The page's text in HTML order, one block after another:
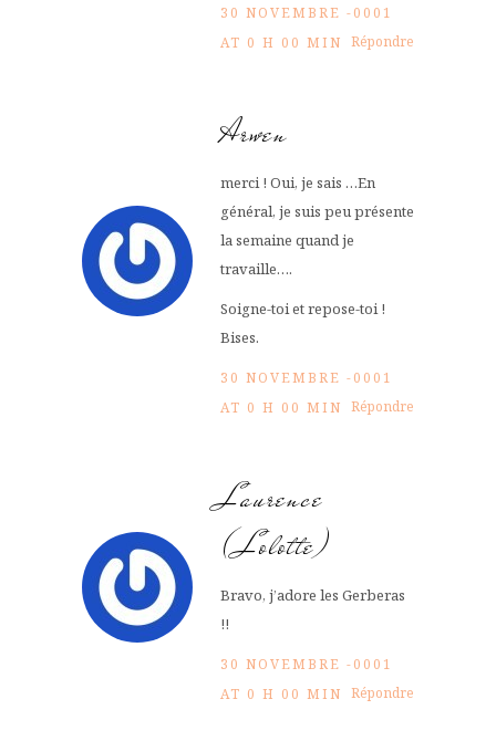
30 NOVEMBRE -0001
AT 0 H 00 MIN Répondre
Arwen
merci ! Oui, je sais …En
général, je suis peu présente
la semaine quand je
travaille….
Soigne-toi et repose-toi !
Bises.
30 NOVEMBRE -0001
AT 0 H 00 MIN Répondre
Laurence
(Lolotte)
Bravo, j’adore les Gerberas
!!
30 NOVEMBRE -0001
AT 0 H 00 MIN Répondre